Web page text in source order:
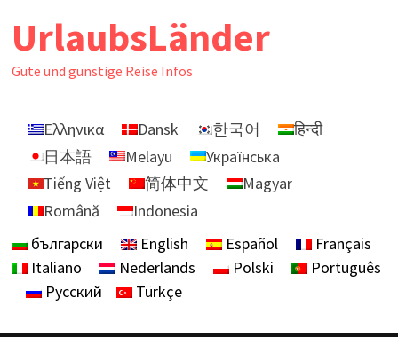
UrlaubsLänder
Gute und günstige Reise Infos
Ελληνικα Dansk 한국어
हिन्दी
日本語
Melayu
Українська
Tiếng Việt
简体中文
Magyar
Română
Indonesia
български
English Español
Français
Italiano
Nederlands Polski
Português
Русский
Türkçe